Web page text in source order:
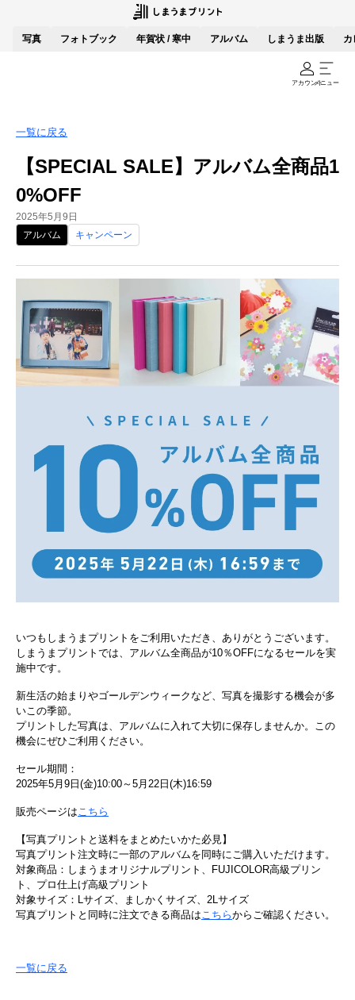
写真 フォトブック 年賀状 / 寒中 アルバム しまうま出版 カ
アカウントメニュー
一覧に戻る
【SPECIAL SALE】アルバム全商品1
0%OFF
2025年5月9日
アルバム
キャンペーン
いつもしまうまプリントをご利用いただき、ありがとうございます。
しまうまプリントでは、アルバム全商品が10％OFFになるセールを実
施中です。
新生活の始まりやゴールデンウィークなど、写真を撮影する機会が多
いこの季節。
プリントした写真は、アルバムに入れて大切に保存しませんか。この
機会にぜひご利用ください。
セール期間：
2025年5月9日(金)10:00～5月22日(木)16:59
販売ページはこちら
【写真プリントと送料をまとめたいかた必見】
写真プリント注文時に一部のアルバムを同時にご購入いただけます。
対象商品：しまうまオリジナルプリント、FUJICOLOR高級プリン
ト、プロ仕上げ高級プリント
対象サイズ：Lサイズ、ましかくサイズ、2Lサイズ
写真プリントと同時に注文できる商品はこちらからご確認ください。
一覧に戻る